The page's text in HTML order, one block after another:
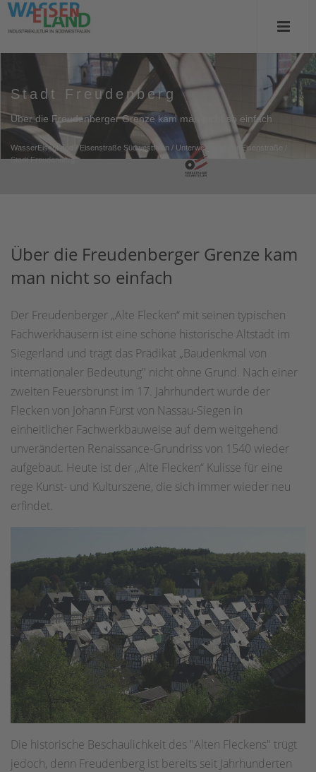
Stadt Freudenberg
Über die Freudenberger Grenze kam man nicht so einfach
WasserEisenLand /Eisenstraße Südwestfalen / Unterwegs auf der Eisenstraße /
Stadt Freudenberg
Über die Freudenberger Grenze kam
man nicht so einfach
Der Freudenberger „Alte Flecken“ mit seinen typischen
Fachwerkhäusern ist eine schöne historische Altstadt im
Siegerland und trägt das Prädikat „Baudenkmal von
internationaler Bedeutung" nicht ohne Grund. Nach einer
zweiten Feuersbrunst im 17. Jahrhundert wurde der
Flecken von Johann Fürst von Nassau-Siegen in
einheitlicher Fachwerkbauweise auf dem weitgehend
unveränderten Renaissance-Grundriss von 1540 wieder
aufgebaut. Heute ist der „Alte Flecken“ Kulisse für eine
rege Kunst- und Kulturszene, die sich immer wieder neu
erfindet.
Die historische Beschaulichkeit des "Alten Fleckens" trügt
jedoch, denn Freudenberg ist bereits seit Jahrhunderten